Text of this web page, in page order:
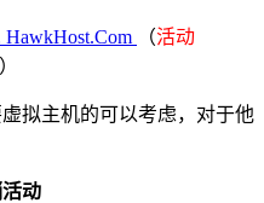
（活动
）
拟主机的可以考虑，对于他
动